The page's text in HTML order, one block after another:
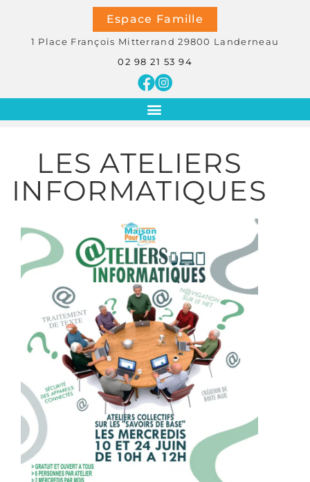
Espace Famille
1 Place François Mitterrand 29800 Landerneau
02 98 21 53 94
LES ATELIERS
INFORMATIQUES